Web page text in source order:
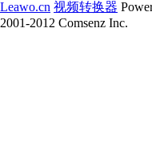
Leawo.cn 视频转换器
2001-2012 Comsenz Inc.